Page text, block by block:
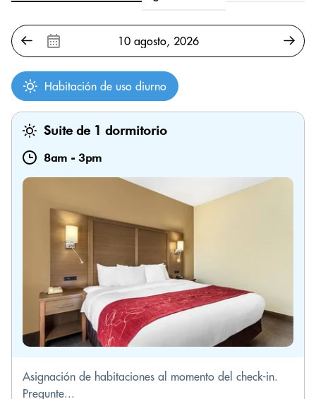
Habitación de uso diurno
Suite de 1 dormitorio
8am - 3pm
Asignación de habitaciones al momento del check-in.
Pregunte...